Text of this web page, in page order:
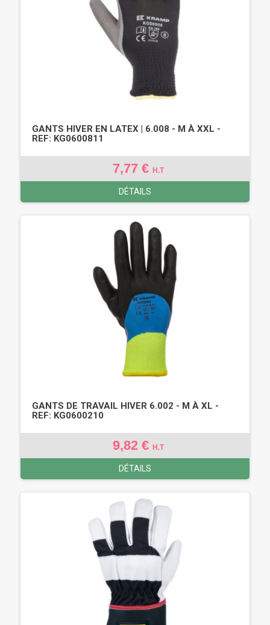
GANTS HIVER EN LATEX | 6.008 - M À XXL -
REF: KG0600811
7,77 € H.T
DÉTAILS
GANTS DE TRAVAIL HIVER 6.002 - M À XL -
REF: KG0600210
9,82 € H.T
DÉTAILS